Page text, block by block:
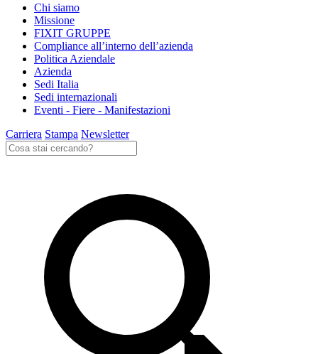
Chi siamo
Missione
FIXIT GRUPPE
Compliance all’interno dell’azienda
Politica Aziendale
Azienda
Sedi Italia
Sedi internazionali
Eventi - Fiere - Manifestazioni
Carriera Stampa Newsletter